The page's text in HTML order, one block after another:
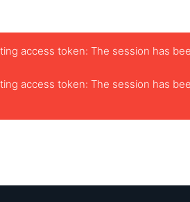
access token: The session has
access token: The session has